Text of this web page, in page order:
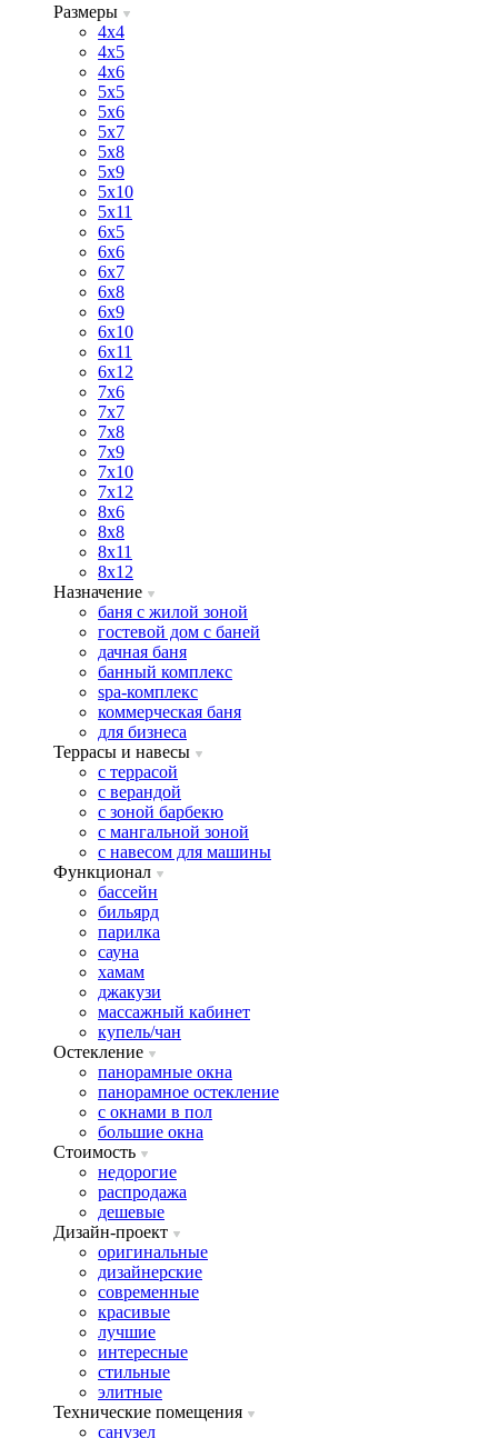
Размеры
4х4
4х5
4х6
5х5
5х6
5х7
5х8
5х9
5х10
5х11
6х5
6х6
6х7
6х8
6х9
6х10
6х11
6х12
7х6
7х7
7х8
7х9
7х10
7х12
8х6
8х8
8х11
8х12
Назначение
баня с жилой зоной
гостевой дом с баней
дачная баня
банный комплекс
spa-комплекс
коммерческая баня
для бизнеса
Террасы и навесы
с террасой
с верандой
с зоной барбекю
с мангальной зоной
с навесом для машины
Функционал
бассейн
бильярд
парилка
сауна
хамам
джакузи
массажный кабинет
купель/чан
Остекление
панорамные окна
панорамное остекление
с окнами в пол
большие окна
Стоимость
недорогие
распродажа
дешевые
Дизайн-проект
оригинальные
дизайнерские
современные
красивые
лучшие
интересные
стильные
элитные
Технические помещения
санузел